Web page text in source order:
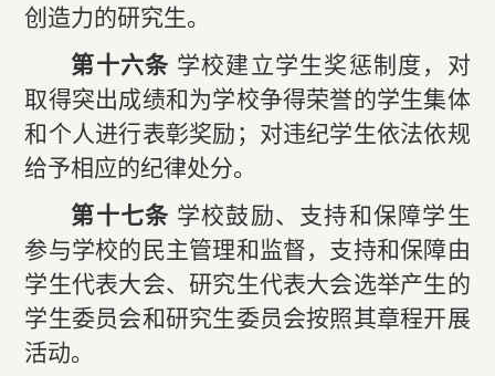
创造力的研究生。
第十六条 学校建立学生奖惩制度，对
取得突出成绩和为学校争得荣誉的学生集体
和个人进行表彰奖励；对违纪学生依法依规
给予相应的纪律处分。
第十七条 学校鼓励、支持和保障学生
参与学校的民主管理和监督，支持和保障由
学生代表大会、研究生代表大会选举产生的
学生委员会和研究生委员会按照其章程开展
活动。